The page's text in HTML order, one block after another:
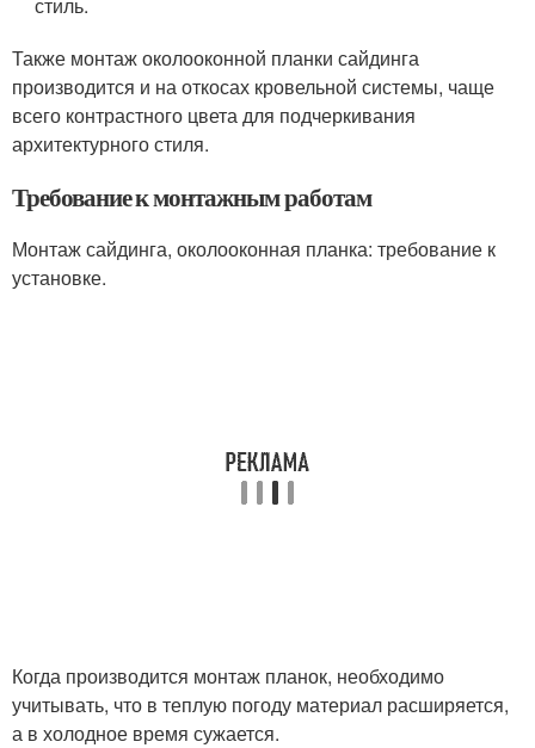
Также монтаж околооконной планки сайдинга
производится и на откосах кровельной системы, чаще
всего контрастного цвета для подчеркивания
архитектурного стиля.
Требование к монтажным работам
Монтаж сайдинга, околооконная планка: требование к
установке.
Когда производится монтаж планок, необходимо
учитывать, что в теплую погоду материал расширяется,
а в холодное время сужается.